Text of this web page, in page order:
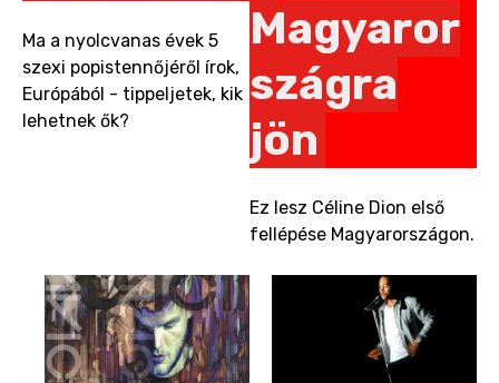
Ma a nyolcvanas évek 5
szexi popistennőjéről írok,
Európából - tippeljetek, kik
lehetnek ők?
Magyaror
szágra
jön
Ez lesz Céline Dion első
fellépése Magyarországon.